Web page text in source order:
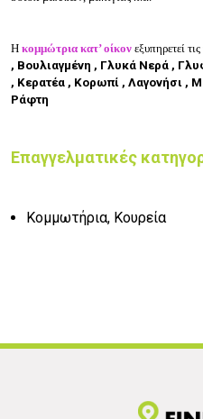
Η κομμώτρια κατ’ οίκον εξυπηρετεί
, Βουλιαγμένη , Γλυκά Νερά ,
, Κερατέα , Κορωπί , Λαγονήσι ,
Ράφτη
Επαγγελματικές
Κομμωτήρια, Κουρεία